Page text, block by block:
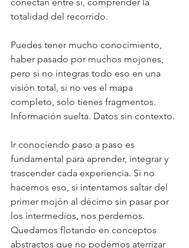
conectan entre sí, comprender la
totalidad del recorrido.
Puedes tener mucho conocimiento,
haber pasado por muchos mojones,
pero si no integras todo eso en una
visión total, si no ves el mapa
completo, solo tienes fragmentos.
Información suelta. Datos sin contexto.
Ir conociendo paso a paso es
fundamental para aprender, integrar y
trascender cada experiencia. Si no
hacemos eso, si intentamos saltar del
primer mojón al décimo sin pasar por
los intermedios, nos perdemos.
Quedamos flotando en conceptos
abstractos que no podemos aterrizar